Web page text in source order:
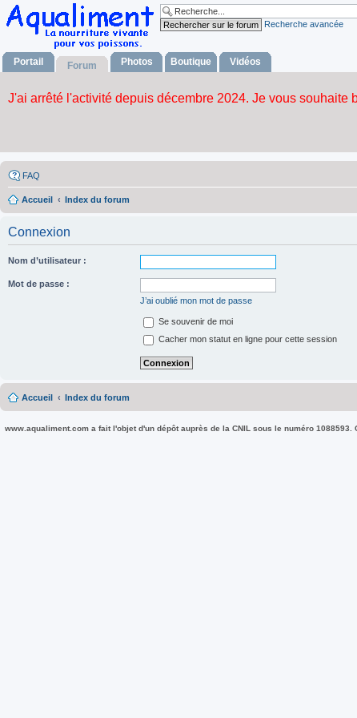
Recherche avancée
Portail Forum Photos Boutique Vidéos
FAQ
Accueil Index du forum
Connexion
Nom d’utilisateur :
Mot de passe :
J’ai oublié mon mot de passe
Se souvenir de moi
Cacher mon statut en ligne pour cette session
Accueil Index du forum
www.aqualiment.com a fait l'objet d'un dépôt auprès de la CNIL sous le numéro